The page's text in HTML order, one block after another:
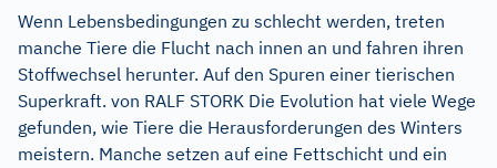
Wenn Lebensbedingungen zu schlecht werden, treten
manche Tiere die Flucht nach innen an und fahren ihren
Stoffwechsel herunter. Auf den Spuren einer tierischen
Superkraft. von RALF STORK Die Evolution hat viele Wege
gefunden, wie Tiere die Herausforderungen des Winters
meistern. Manche setzen auf eine Fettschicht und ein